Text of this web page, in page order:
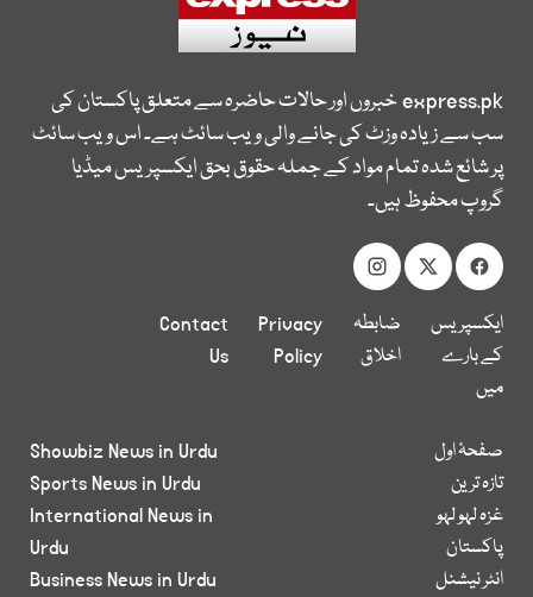
express.pkخبروں اور حالات حاضرہ سے متعلق پاکستان کی
سب سے زیادہ وزٹ کی جانے والی ویب سائٹ ہے۔ اس ویب سائٹ
پر شائع شدہ تمام مواد کے جملہ حقوق بحق ایکسپریس میڈیا
گروپ محفوظ ہیں۔
ایکسپریس
کے بارے
میں
ضابطہ
اخلاق
Privacy
Policy
Contact
Us
صفحۂ اول
تازہ ترین
غزہ لہو لہو
پاکستان
انٹر نیشنل
Showbiz News in Urdu
Sports News in Urdu
International News in
Urdu
Business News in Urdu